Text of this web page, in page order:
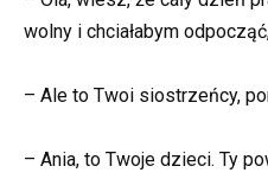
wolny i chciałabym
– Ale to Twoi siostrzeńcy,
– Ania, to Twoje dzieci. Ty